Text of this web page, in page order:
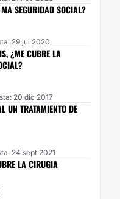
SEGURIDAD SOCIAL?
29 jul 2020
¿ME CUBRE LA
20 dic 2017
UN TRATAMIENTO DE
24 sept 2021
LA CIRUGIA